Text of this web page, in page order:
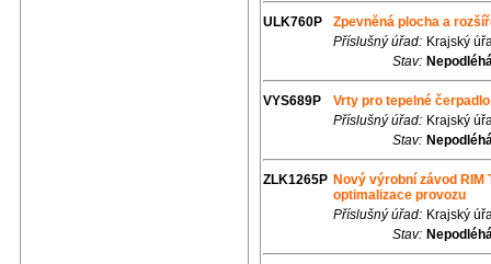
ULK760P
Zpevněná plocha a
Příslušný úřad: Krajský
Stav:
VYS689P
Vrty pro tepelné
Příslušný úřad: Krajský
Stav:
ZLK1265P Nový výrobní závod RIM
optimalizace provozu
Příslušný úřad: Krajský
Stav: